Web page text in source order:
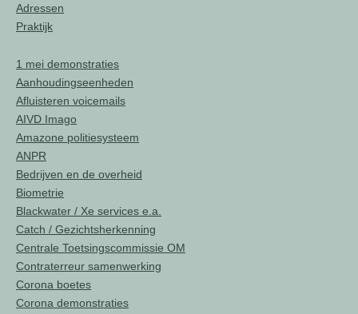
Adressen
Praktijk
1 mei demonstraties
Aanhoudingseenheden
Afluisteren voicemails
AIVD Imago
Amazone politiesysteem
ANPR
Bedrijven en de overheid
Biometrie
Blackwater / Xe services e.a.
Catch / Gezichtsherkenning
Centrale Toetsingscommissie OM
Contraterreur samenwerking
Corona boetes
Corona demonstraties